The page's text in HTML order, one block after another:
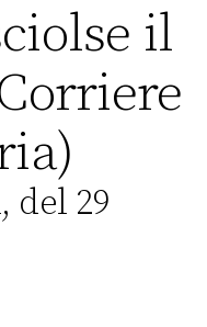
il
del 29